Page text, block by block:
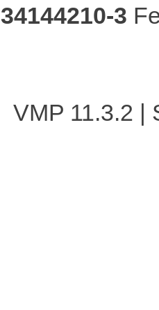
34144210-3
VMP 11.3.2 |